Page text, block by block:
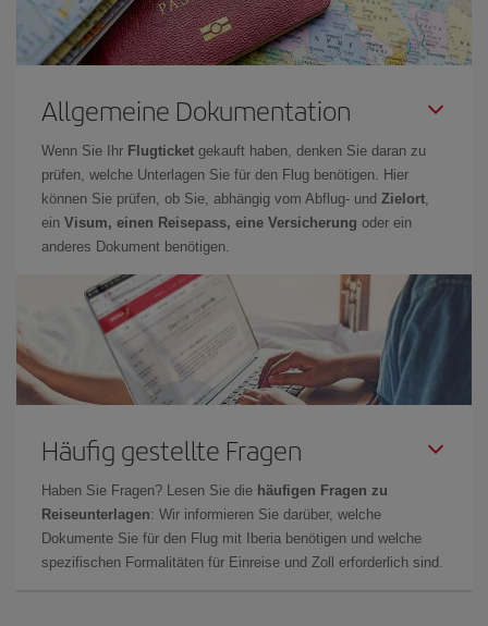
Allgemeine Dokumentation
Wenn Sie Ihr Flugticket gekauft haben, denken Sie daran zu
prüfen, welche Unterlagen Sie für den Flug benötigen. Hier
können Sie prüfen, ob Sie, abhängig vom Abflug- und Zielort,
ein Visum, einen Reisepass, eine Versicherung oder ein
anderes Dokument benötigen.
Häufig gestellte Fragen
Haben Sie Fragen? Lesen Sie die häufigen Fragen zu
Reiseunterlagen: Wir informieren Sie darüber, welche
Dokumente Sie für den Flug mit Iberia benötigen und welche
spezifischen Formalitäten für Einreise und Zoll erforderlich sind.